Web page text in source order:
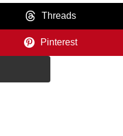
Threads
Pinterest